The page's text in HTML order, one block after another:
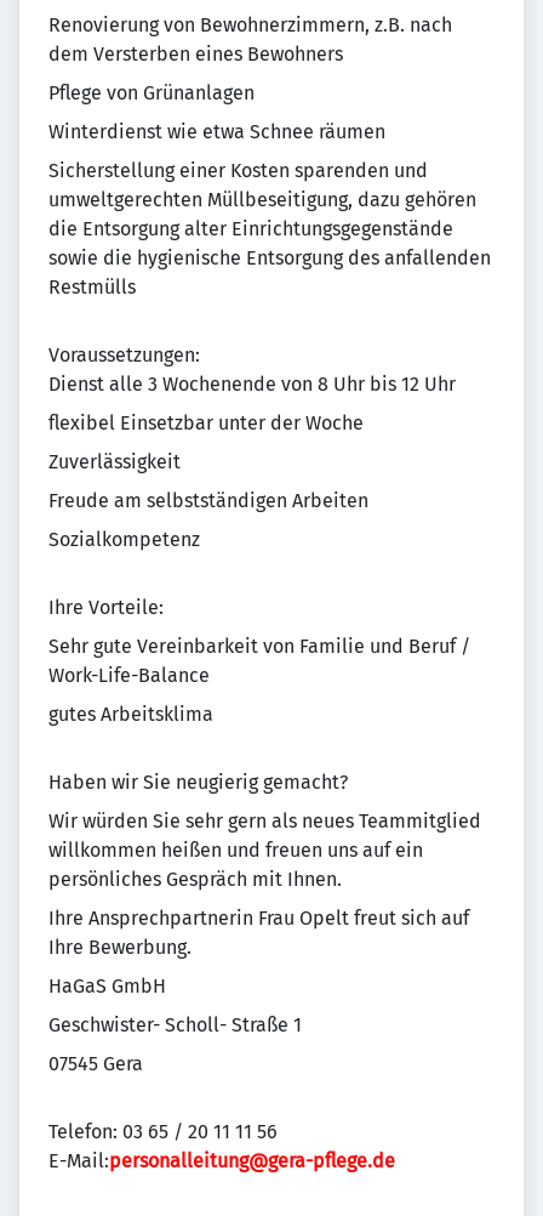
Renovierung von Bewohnerzimmern, z.B. nach
dem Versterben eines Bewohners
Pflege von Grünanlagen
Winterdienst wie etwa Schnee räumen
Sicherstellung einer Kosten sparenden und
umweltgerechten Müllbeseitigung, dazu gehören
die Entsorgung alter Einrichtungsgegenstände
sowie die hygienische Entsorgung des anfallenden
Restmülls
Voraussetzungen:
Dienst alle 3 Wochenende von 8 Uhr bis 12 Uhr
flexibel Einsetzbar unter der Woche
Zuverlässigkeit
Freude am selbstständigen Arbeiten
Sozialkompetenz
Ihre Vorteile:
Sehr gute Vereinbarkeit von Familie und Beruf /
Work-Life-Balance
gutes Arbeitsklima
Haben wir Sie neugierig gemacht?
Wir würden Sie sehr gern als neues Teammitglied
willkommen heißen und freuen uns auf ein
persönliches Gespräch mit Ihnen.
Ihre Ansprechpartnerin Frau Opelt freut sich auf
Ihre Bewerbung.
HaGaS GmbH
Geschwister- Scholl- Straße 1
07545 Gera
Telefon: 03 65 / 20 11 11 56
E-Mail:personalleitung@gera-pflege.de